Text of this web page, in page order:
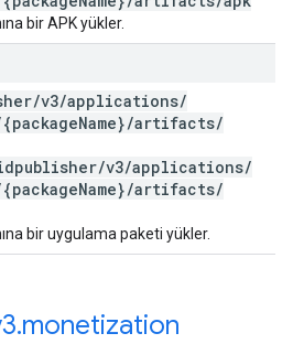
bir APK yükler.
/v3/applications/
{packageName}/artifacts/
/v3/applications/
{packageName}/artifacts/
bir uygulama paketi yükler.
.monetization